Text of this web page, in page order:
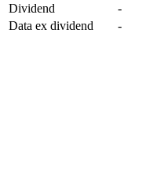
Dividend
-
Data ex dividend
-